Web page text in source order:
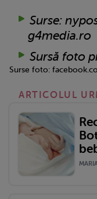
Surse:
g4media.ro
Sursă foto
Surse foto:
ARTICOLUL